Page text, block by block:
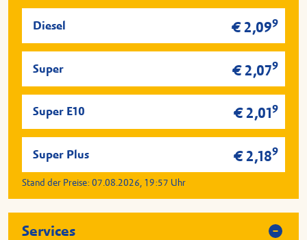
Diesel € 2,099
Super € 2,079
Super E10 € 2,019
Super Plus € 2,189
Stand der Preise: 07.08.2026, 19:57 Uhr
Services